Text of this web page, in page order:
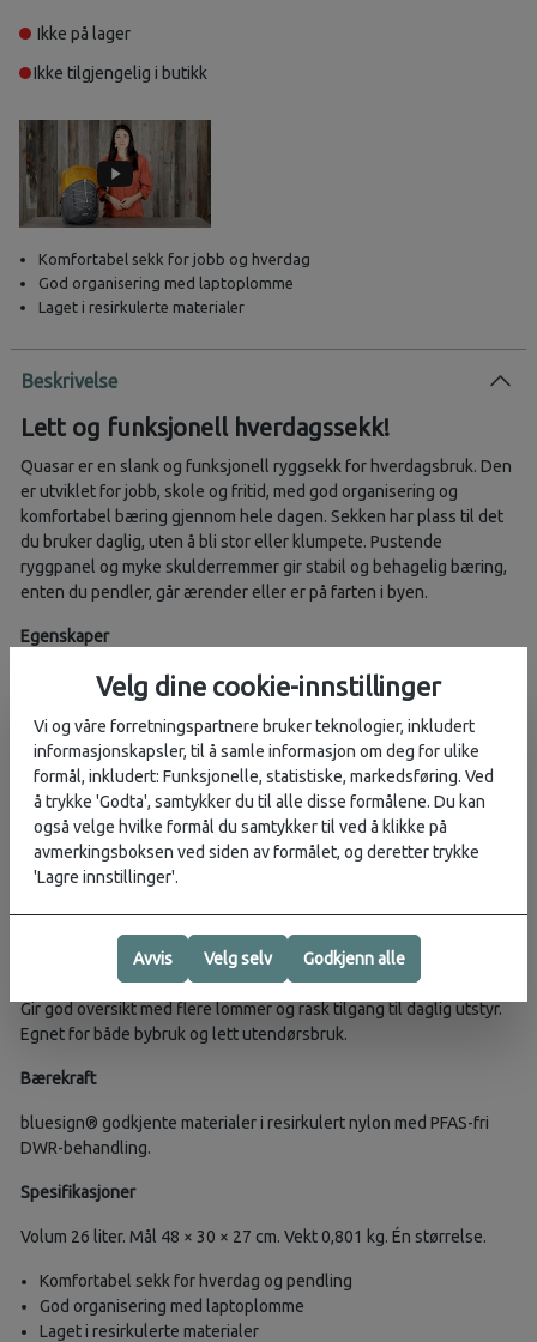
Ikke på lager
Ikke tilgjengelig i butikk
Komfortabel sekk for jobb og hverdag
God organisering med laptoplomme
Laget i resirkulerte materialer
Beskrivelse
Lett og funksjonell hverdagssekk!
Quasar er en slank og funksjonell ryggsekk for hverdagsbruk. Den
er utviklet for jobb, skole og fritid, med god organisering og
komfortabel bæring gjennom hele dagen. Sekken har plass til det
du bruker daglig, uten å bli stor eller klumpete. Pustende
ryggpanel og myke skulderremmer gir stabil og behagelig bæring,
enten du pendler, går ærender eller er på farten i byen.
Egenskaper
Polstret lomme for 13” laptop og dokumenter. Innvendige
organiseringslommer for småutstyr. Frontlomme med
ripebeskyttelse. Justerbar elastisk strikk i front med hurtigspenne.
To elastiske sidelommer for drikkeflasker. Feste for sykkellykt.
Justerbar brystrem og avtakbart hoftebelte.
Komfort og bæresystem
AirScape® ryggpanel med rillet skum og Atilon-rammeplate.
med kompresjon i øvre del.
Bruk og organisering
Gir god oversikt med flere lommer og rask tilgang til daglig utstyr.
Egnet for både bybruk og lett utendørsbruk.
Bærekraft
bluesign® godkjente materialer i resirkulert nylon med PFAS-fri
DWR-behandling.
Spesifikasjoner
Volum 26 liter. Mål 48 × 30 × 27 cm. Vekt 0,801 kg. Én størrelse.
Komfortabel sekk for hverdag og pendling
God organisering med laptoplomme
Laget i resirkulerte materialer
Velg dine cookie-innstillinger
Vi og våre forretningspartnere bruker teknologier, inkludert
informasjonskapsler, til å samle informasjon om deg for ulike
formål, inkludert: Funksjonelle, statistiske, markedsføring. Ved
å trykke 'Godta', samtykker du til alle disse formålene. Du kan
også velge hvilke formål du samtykker til ved å klikke på
avmerkingsboksen ved siden av formålet, og deretter trykke
'Lagre innstillinger'.
Avvis Velg selv Godkjenn alle